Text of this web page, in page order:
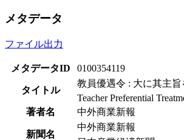
メタデータ
ファイル出力
メタデータID 0100354119
タイトル
教員優遇令 : 大に其主旨
Teacher Preferential
著者名
中外商業新報
新聞名
中外商業新報